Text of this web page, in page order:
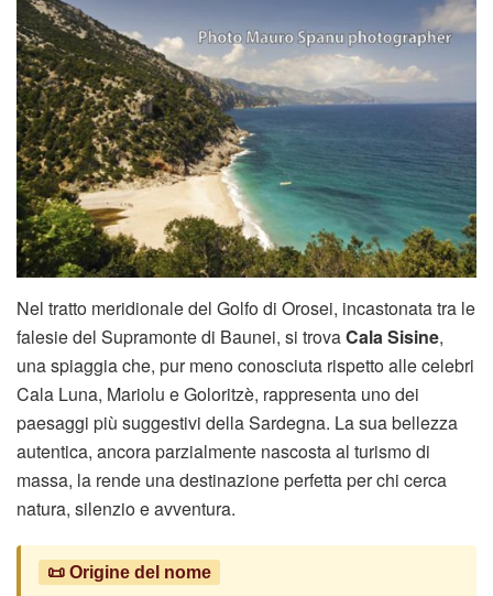
Nel tratto meridionale del Golfo di Orosei, incastonata tra le
falesie del Supramonte di Baunei, si trovaCala Sisine,
una spiaggia che, pur meno conosciuta rispetto alle celebri
Cala Luna, Mariolu e Goloritzè, rappresenta uno dei
paesaggi più suggestivi della Sardegna. La sua bellezza
autentica, ancora parzialmente nascosta al turismo di
massa, la rende una destinazione perfetta per chi cerca
natura, silenzio e avventura.
📜 Origine del nome